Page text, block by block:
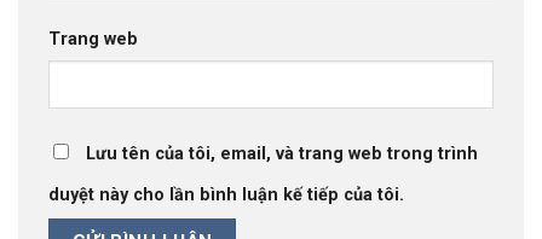
Trang web
Lưu tên của tôi, email, và trang web trong trình
duyệt này cho lần bình luận kế tiếp của tôi.